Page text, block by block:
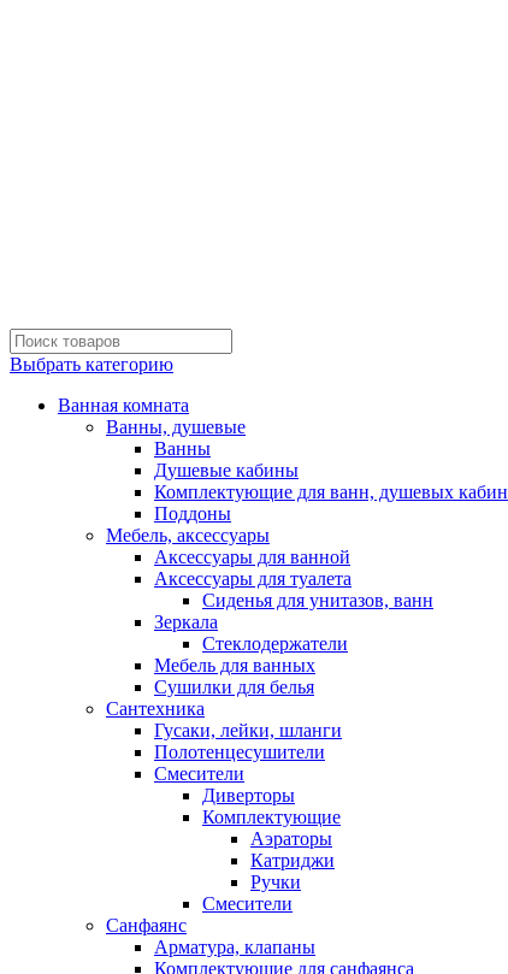
Выбрать категорию
Ванная комната
Ванны, душевые
Ванны
Душевые кабины
Комплектующие для ванн, душевых кабин
Поддоны
Мебель, аксессуары
Аксессуары для ванной
Аксессуары для туалета
Сиденья для унитазов, ванн
Зеркала
Стеклодержатели
Мебель для ванных
Сушилки для белья
Сантехника
Гусаки, лейки, шланги
Полотенцесушители
Смесители
Диверторы
Комплектующие
Аэраторы
Катриджи
Ручки
Смесители
Санфаянс
Арматура, клапаны
Комплектующие для санфаянса